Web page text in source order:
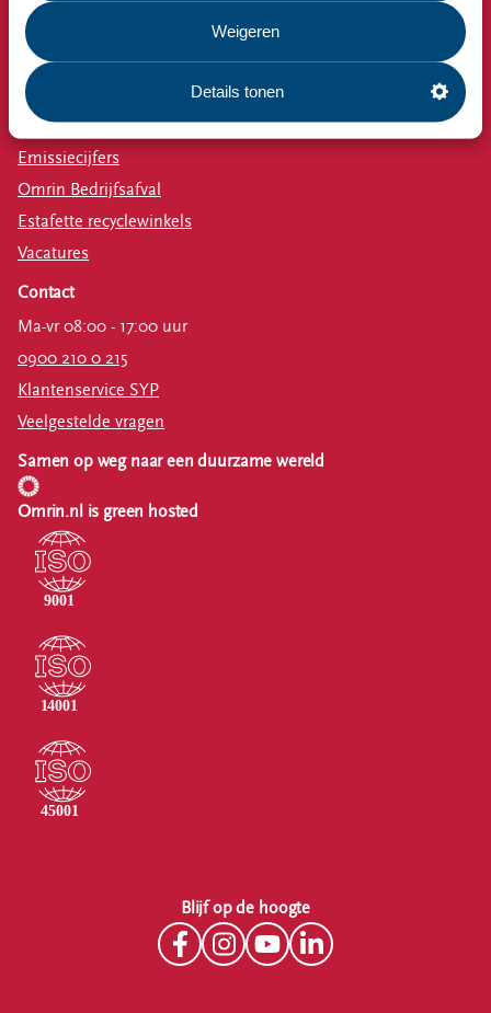
Weigeren
Details tonen
Afspraak milieustraat
Afval aanmelden
Bekijk ook
Nieuws
Emissiecijfers
Omrin Bedrijfsafval
Estafette recyclewinkels
Vacatures
Contact
Ma-vr 08:00 - 17:00 uur
0900 210 0 215
Klantenservice SYP
Veelgestelde vragen
Samen op weg naar een duurzame wereld
Omrin.nl is green hosted
Blijf op de hoogte